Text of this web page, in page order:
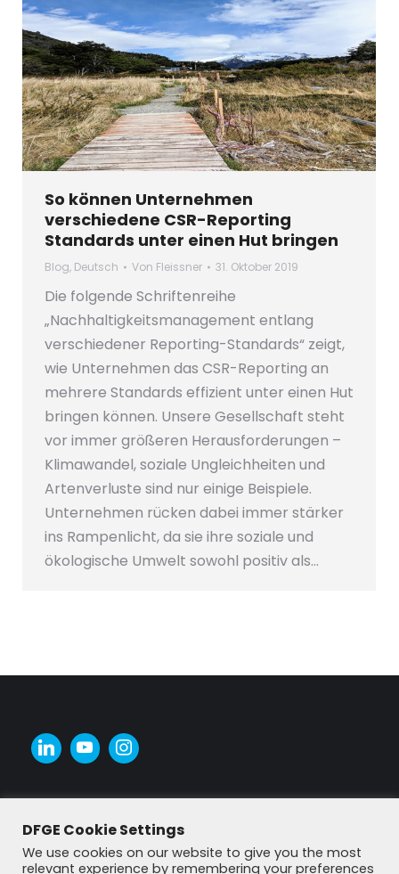
So können Unternehmen
verschiedene CSR-Reporting
Standards unter einen Hut bringen
Blog, Deutsch Von Fleissner 31. Oktober 2019
Die folgende Schriftenreihe
„Nachhaltigkeitsmanagement entlang
verschiedener Reporting-Standards“ zeigt,
wie Unternehmen das CSR-Reporting an
mehrere Standards effizient unter einen Hut
bringen können. Unsere Gesellschaft steht
vor immer größeren Herausforderungen –
Klimawandel, soziale Ungleichheiten und
Artenverluste sind nur einige Beispiele.
Unternehmen rücken dabei immer stärker
ins Rampenlicht, da sie ihre soziale und
ökologische Umwelt sowohl positiv als…
DFGE Cookie Settings
We use cookies on our website to give you the most
relevant experience by remembering your preferences